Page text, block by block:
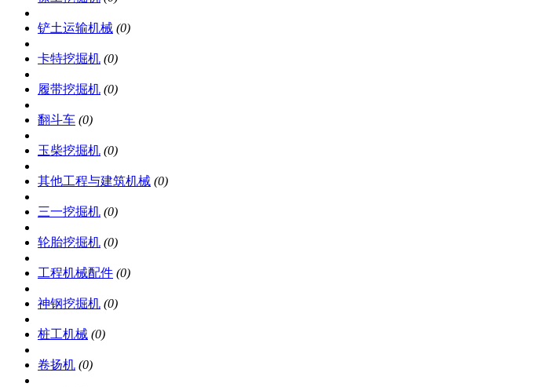
铲土运输机械 (0)
卡特挖掘机 (0)
履带挖掘机 (0)
翻斗车 (0)
玉柴挖掘机 (0)
其他工程与建筑机械 (0)
三一挖掘机 (0)
轮胎挖掘机 (0)
工程机械配件 (0)
神钢挖掘机 (0)
桩工机械 (0)
卷扬机 (0)